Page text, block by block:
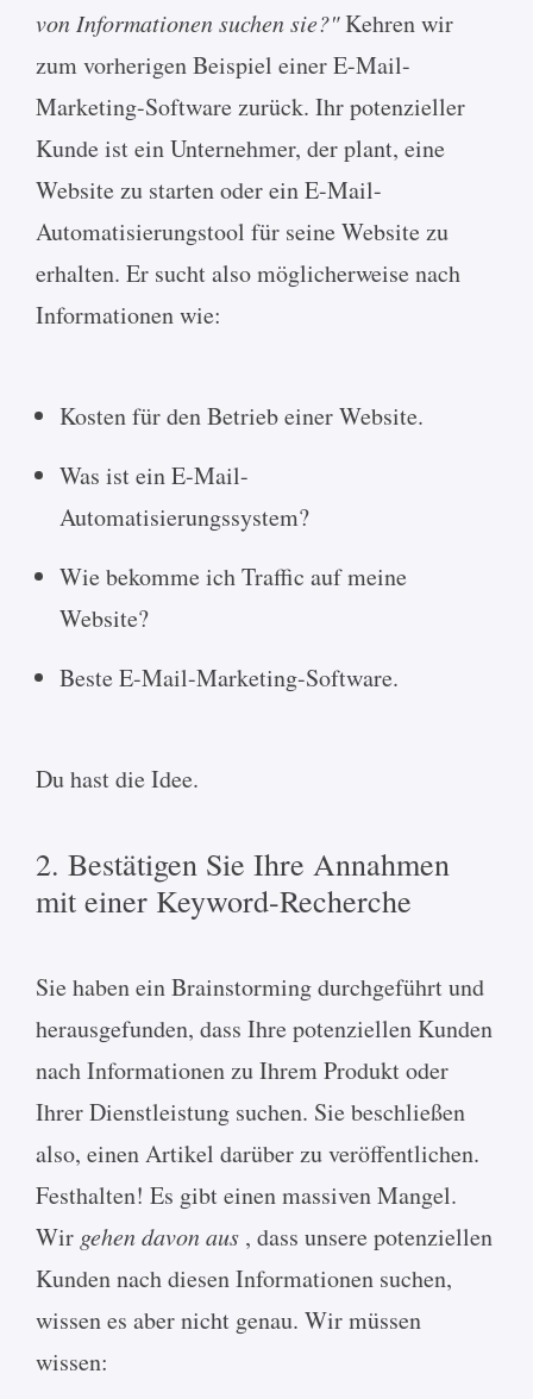
von Informationen suchen sie?"Kehren wir
zum vorherigen Beispiel einer E-Mail-
Marketing-Software zurück. Ihr potenzieller
Kunde ist ein Unternehmer, der plant, eine
Website zu starten oder ein E-Mail-
Automatisierungstool für seine Website zu
erhalten. Er sucht also möglicherweise nach
Informationen wie:
Kosten für den Betrieb einer Website.
Was ist ein E-Mail-
Automatisierungssystem?
Wie bekomme ich Traffic auf meine
Website?
Beste E-Mail-Marketing-Software.
Du hast die Idee.
2. Bestätigen Sie Ihre Annahmen
mit einer Keyword-Recherche
Sie haben ein Brainstorming durchgeführt und
herausgefunden, dass Ihre potenziellen Kunden
nach Informationen zu Ihrem Produkt oder
Ihrer Dienstleistung suchen. Sie beschließen
also, einen Artikel darüber zu veröffentlichen.
Festhalten! Es gibt einen massiven Mangel.
Wir gehen davon aus , dass unsere potenziellen
Kunden nach diesen Informationen suchen,
wissen es aber nicht genau. Wir müssen
wissen: